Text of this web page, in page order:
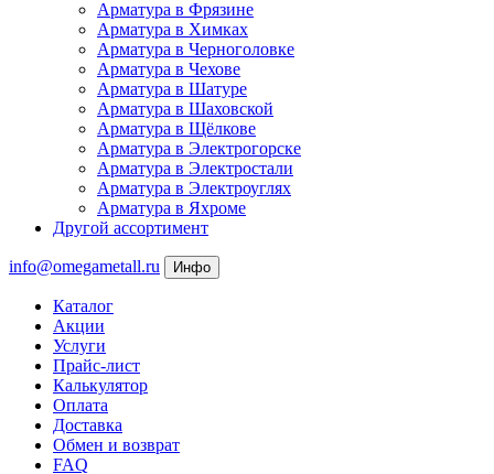
Арматура в Фрязине
Арматура в Химках
Арматура в Черноголовке
Арматура в Чехове
Арматура в Шатуре
Арматура в Шаховской
Арматура в Щёлкове
Арматура в Электрогорске
Арматура в Электростали
Арматура в Электроуглях
Арматура в Яхроме
Другой ассортимент
info@omegametall.ru Инфо
Каталог
Акции
Услуги
Прайс-лист
Калькулятор
Оплата
Доставка
Обмен и возврат
FAQ